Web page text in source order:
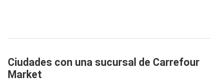
Ciudades con una sucursal de Carrefour
Market